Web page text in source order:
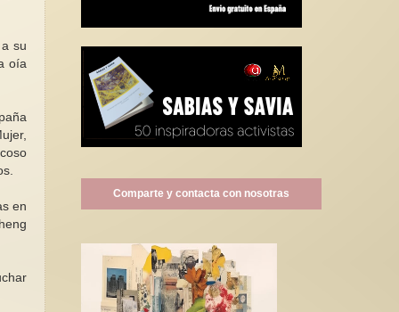
su
oía
en
Comparte y contacta con nosotras